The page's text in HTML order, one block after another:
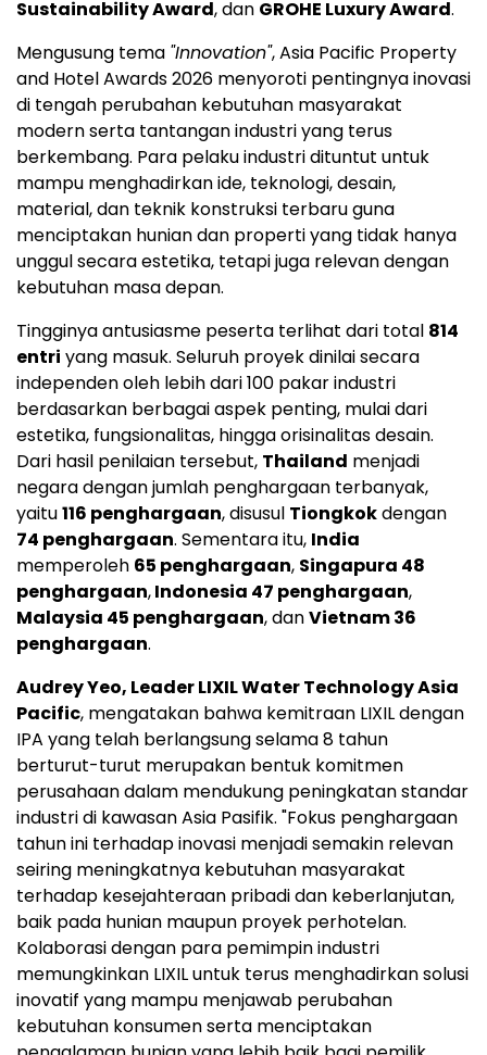
Sustainability Award, dan GROHE Luxury Award.
Mengusung tema "Innovation", Asia Pacific Property
and Hotel Awards 2026 menyoroti pentingnya inovasi
di tengah perubahan kebutuhan masyarakat
modern serta tantangan industri yang terus
berkembang. Para pelaku industri dituntut untuk
mampu menghadirkan ide, teknologi, desain,
material, dan teknik konstruksi terbaru guna
menciptakan hunian dan properti yang tidak hanya
unggul secara estetika, tetapi juga relevan dengan
kebutuhan masa depan.
Tingginya antusiasme peserta terlihat dari total 814
entri yang masuk. Seluruh proyek dinilai secara
independen oleh lebih dari 100 pakar industri
berdasarkan berbagai aspek penting, mulai dari
estetika, fungsionalitas, hingga orisinalitas desain.
Dari hasil penilaian tersebut, Thailand menjadi
negara dengan jumlah penghargaan terbanyak,
yaitu116 penghargaan, disusul Tiongkokdengan
74 penghargaan. Sementara itu, India
memperoleh 65 penghargaan, Singapura 48
penghargaan,Indonesia 47 penghargaan,
Malaysia 45 penghargaan, danVietnam 36
penghargaan.
Audrey Yeo, Leader LIXIL Water Technology Asia
Pacific, mengatakan bahwa kemitraan LIXIL dengan
IPA yang telah berlangsung selama 8 tahun
berturut-turut merupakan bentuk komitmen
perusahaan dalam mendukung peningkatan standar
industri di kawasan Asia Pasifik. "Fokus penghargaan
tahun ini terhadap inovasi menjadi semakin relevan
seiring meningkatnya kebutuhan masyarakat
terhadap kesejahteraan pribadi dan keberlanjutan,
baik pada hunian maupun proyek perhotelan.
Kolaborasi dengan para pemimpin industri
memungkinkan LIXIL untuk terus menghadirkan solusi
inovatif yang mampu menjawab perubahan
kebutuhan konsumen serta menciptakan